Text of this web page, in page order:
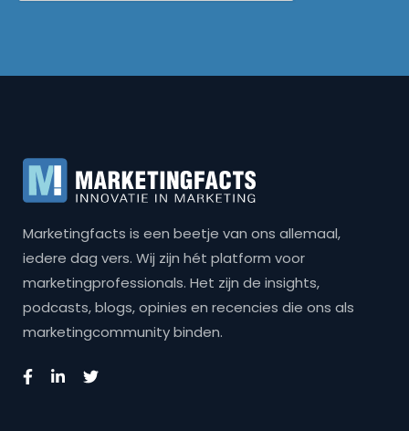
Marketingfacts is een beetje van ons allemaal,
iedere dag vers. Wij zijn hét platform voor
marketingprofessionals. Het zijn de insights,
podcasts, blogs, opinies en recencies die ons als
marketingcommunity binden.